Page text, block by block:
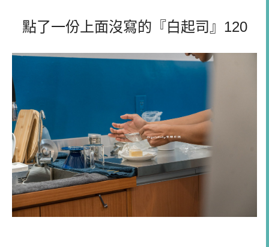
點了一份上面沒寫的『白起司』120